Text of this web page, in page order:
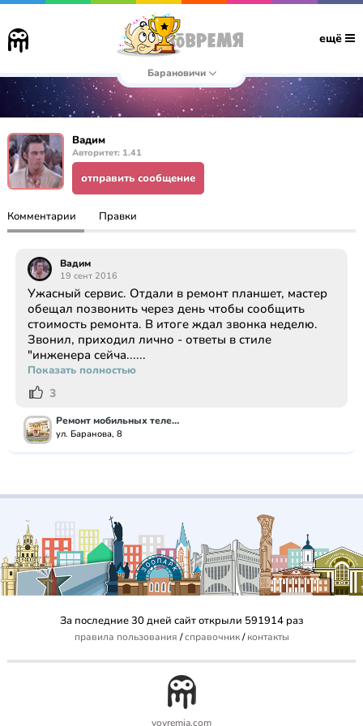
ещё
Барановичи
Вадим
Авторитет: 1.41
отправить сообщение
Комментарии Правки
Вадим
19 сент 2016
Ужасный сервис. Отдали в ремонт планшет, мастер
обещал позвонить через день чтобы сообщить
стоимость ремонта. В итоге ждал звонка неделю.
Звонил, приходил лично - ответы в стиле
"инженера сейча......
Показать полностью
3
Ремонт мобильных телефонов *Сервисф...
ул. Баранова, 8
За последние 30 дней сайт открыли 591914 раз
правила пользования /справочник/контакты
vovremia.com